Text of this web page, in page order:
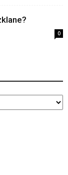
0